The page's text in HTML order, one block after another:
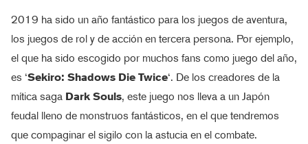
2019 ha sido un año fantástico para los juegos de aventura,
los juegos de rol y de acción en tercera persona. Por ejemplo,
el que ha sido escogido por muchos fans como juego del año,
es ‘Sekiro: Shadows Die Twice‘. De los creadores de la
mítica saga Dark Souls, este juego nos lleva a un Japón
feudal lleno de monstruos fantásticos, en el que tendremos
que compaginar el sigilo con la astucia en el combate.